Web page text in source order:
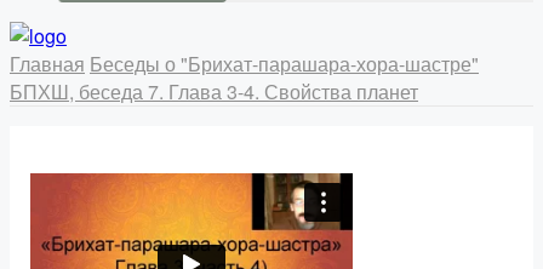
Главная Беседы о "Брихат-парашара-хора-шастре"
БПХШ, беседа 7. Глава 3-4. Свойства планет